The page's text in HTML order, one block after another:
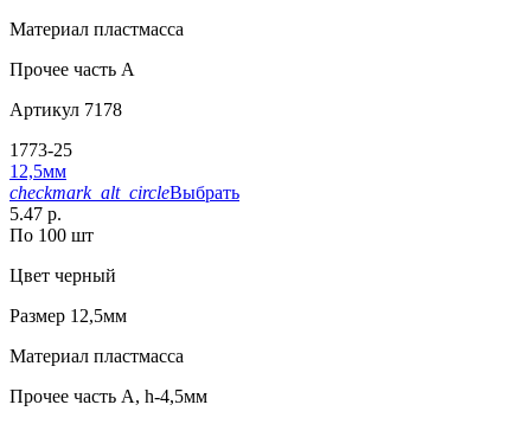
Материал пластмасса
Прочее часть A
Артикул 7178
1773-25
12,5мм
checkmark_alt_circleВыбрать
5.47 р.
По 100 шт
Цвет черный
Размер 12,5мм
Материал пластмасса
Прочее часть A, h-4,5мм